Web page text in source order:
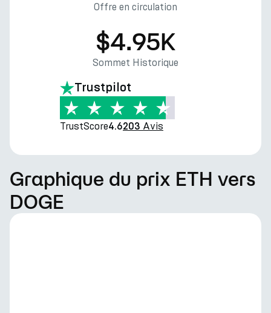
Offre en circulation
$4.95K
Sommet Historique
Trustpilot
TrustScore4.6203 Avis
Graphique du prix ETH vers
DOGE